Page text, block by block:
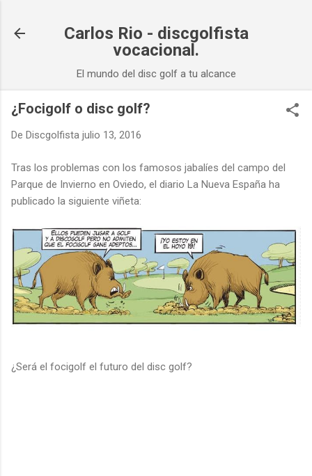
Carlos Rio - discgolfista
vocacional.
El mundo del disc golf a tu alcance
¿Focigolf o disc golf?
De Discgolfista julio 13, 2016
Tras los problemas con los famosos jabalíes del campo del
Parque de Invierno en Oviedo, el diario La Nueva España ha
publicado la siguiente viñeta:
¿Será el focigolf el futuro del disc golf?